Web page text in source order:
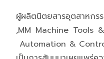
ผู้ผลิตนิตยสารอุตสาหก
,MM Machine Tools
Automation &